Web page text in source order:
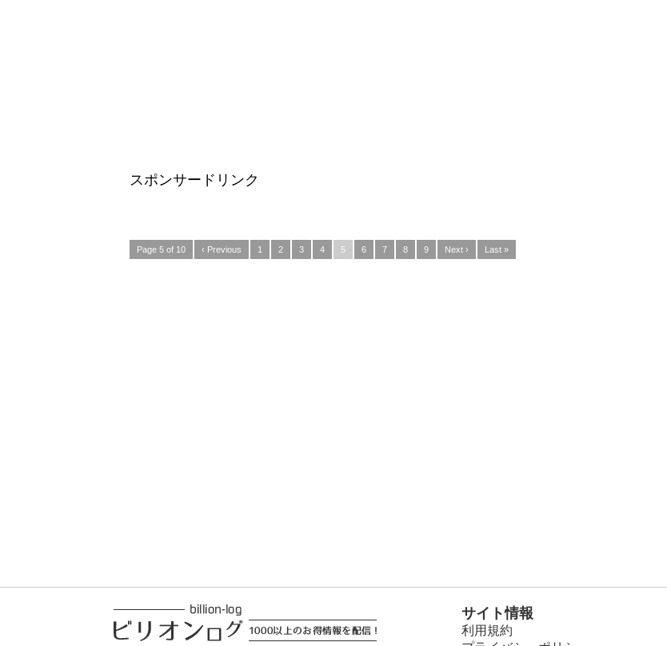
スポンサードリンク
Page 5 of 10 ‹ Previous 1 2 3 4 5 6 7 8 9 Next › Last »
サイト情報
利用規約